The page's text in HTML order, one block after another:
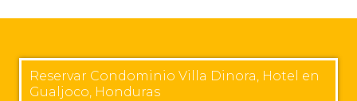
Reservar Condominio Villa Dinora, Hotel en
Gualjoco, Honduras